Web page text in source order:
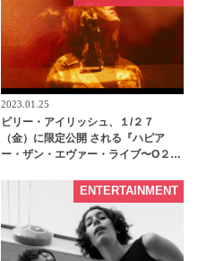
ついても熱い思いを告白
2023.01.25
ビリー・アイリッシュ、１/２７
（金）に限定公開 される『ハピア
ー・ザン・エヴァー・ライブ〜O２ア
ト〜』本編から”OXYTOCIN”（オキ
シトン）の歌唱シーンが新たに公開
［動画あり］ - tvgroove
ENTERTAINMENT